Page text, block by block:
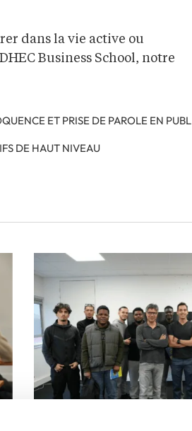
dans la vie active ou
Business School, notre
ET PRISE DE PAROLE EN
DE HAUT NIVEAU